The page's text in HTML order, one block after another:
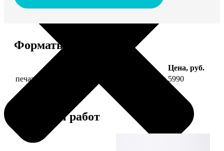
Форматы и цены
Цена, руб.
печать фото на холсте 50х70 на подрамнике 5990
Примеры работ